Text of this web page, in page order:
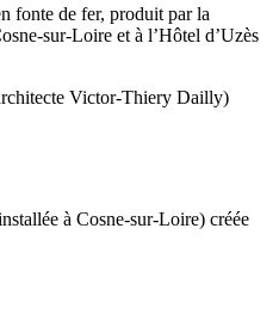
fonte de fer, produit par la
sur-Loire et à l’Hôtel d’Uzès
Victor-Thiery Dailly)
à Cosne-sur-Loire) créée